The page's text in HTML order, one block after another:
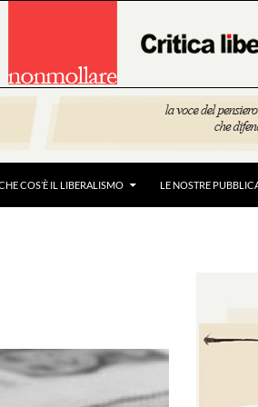
COS’È IL LIBERALISMO LE NOSTRE